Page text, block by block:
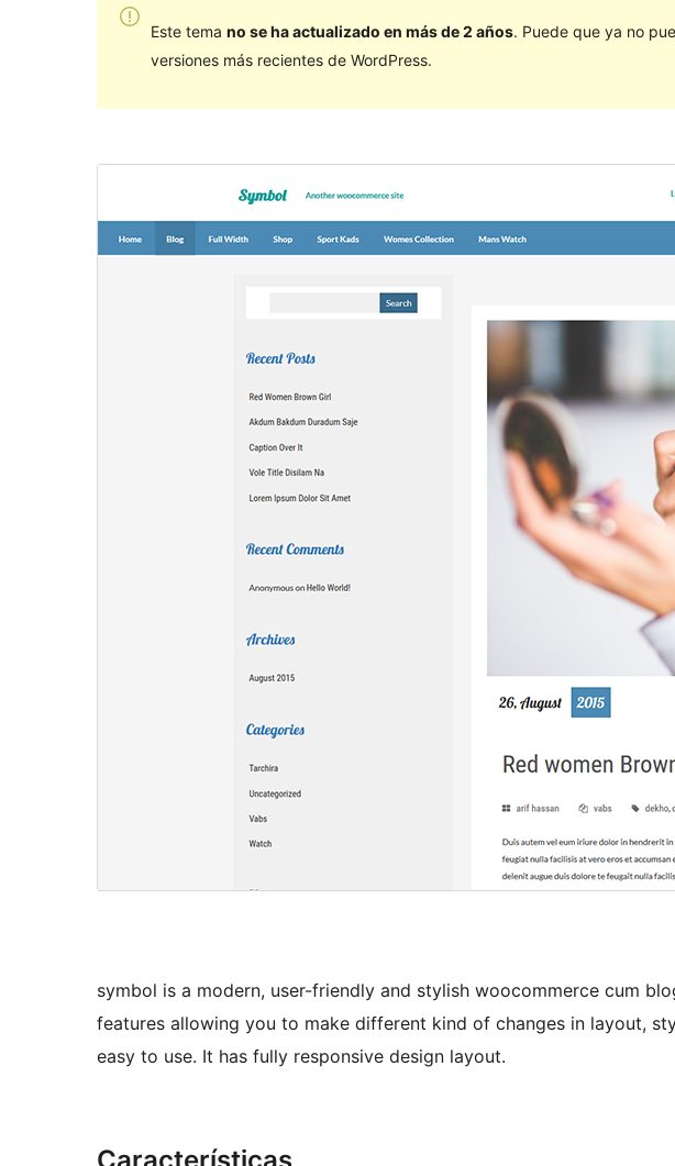
Este tema no se ha actualizado en más de 2 años. Puede que ya no
versiones más recientes de WordPress.
symbol is a modern, user-friendly and stylish woocommerce cum
features allowing you to make different kind of changes in layout,
easy to use. It has fully responsive design layout.